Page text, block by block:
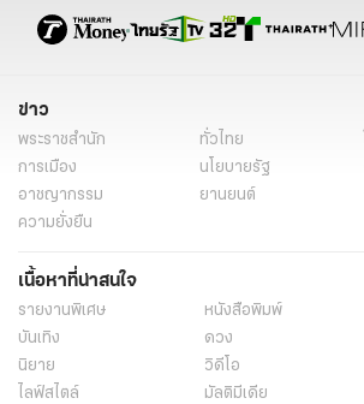
ข่าว
พระราชสำนัก ทั่วไทย
การเมือง
นโยบายรัฐ
อาชญากรรม
ยานยนต์
ความยั่งยืน
เนื้อหาที่น่าสนใจ
รายงานพิเศษ หนังสือพิมพ์
บันเทิง
ดวง
นิยาย
วิดีโอ
ไลฟ์สไตล์
มัลติมีเดีย